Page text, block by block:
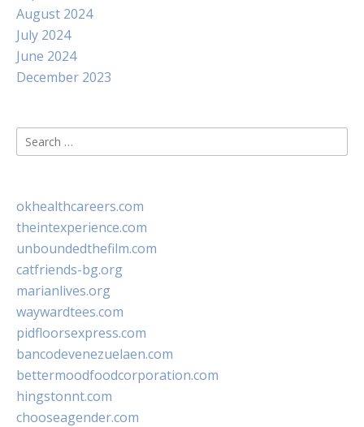
August 2024
July 2024
June 2024
December 2023
Search
for:
okhealthcareers.com
theintexperience.com
unboundedthefilm.com
catfriends-bg.org
marianlives.org
waywardtees.com
pidfloorsexpress.com
bancodevenezuelaen.com
bettermoodfoodcorporation.com
hingstonnt.com
chooseagender.com